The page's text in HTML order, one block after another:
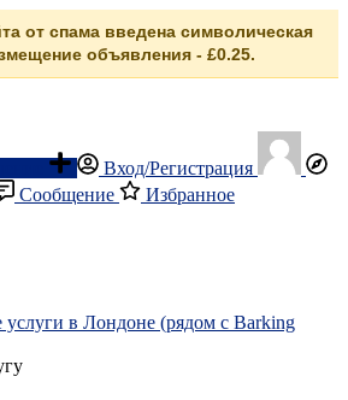
от спама введена символическая
объявления - £0.25.
Вход/Регистрация
Сообщение Избранное
услуги в Лондоне (рядом с Barking